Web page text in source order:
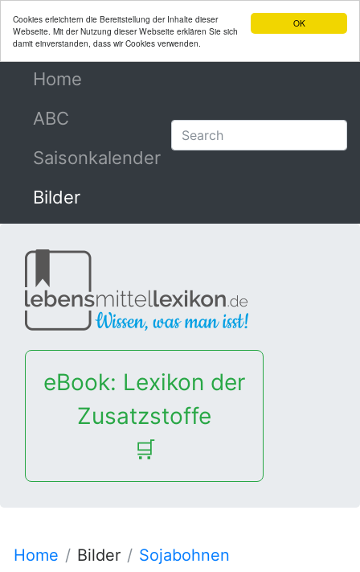
OK
Cookies erleichtern die Bereitstellung der Inhalte dieser
Webseite. Mit der Nutzung dieser Webseite erklären Sie sich
damit einverstanden, dass wir Cookies verwenden.
Home
ABC
Saisonkalender
Bilder
eBook: Lexikon der
Zusatzstoffe
🛒
Home Bilder Sojabohnen